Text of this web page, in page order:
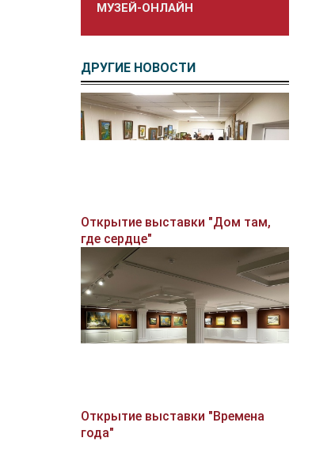
МУЗЕЙ-ОНЛАЙН
ДРУГИЕ НОВОСТИ
Открытие выставки "Дом там,
где сердце"
Открытие выставки "Времена
года"